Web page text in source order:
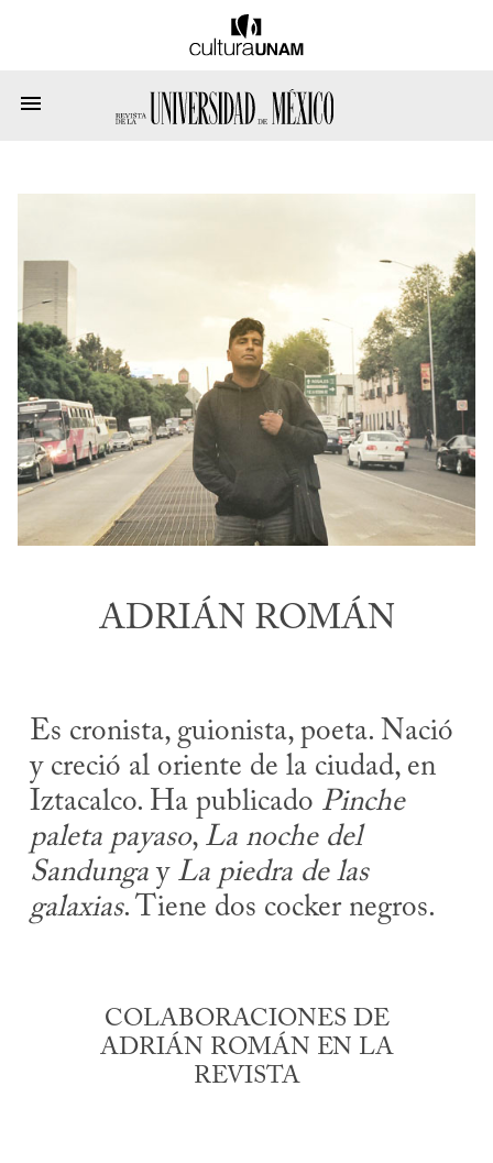
ADRIÁN ROMÁN
Es cronista, guionista, poeta. Nació
y creció al oriente de la ciudad, en
Iztacalco. Ha publicado Pinche
paleta payaso, La noche del
Sandunga y La piedra de las
galaxias. Tiene dos cocker negros.
COLABORACIONES DE
ADRIÁN ROMÁN EN LA
REVISTA